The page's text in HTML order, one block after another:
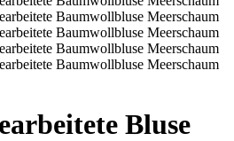
Bluse